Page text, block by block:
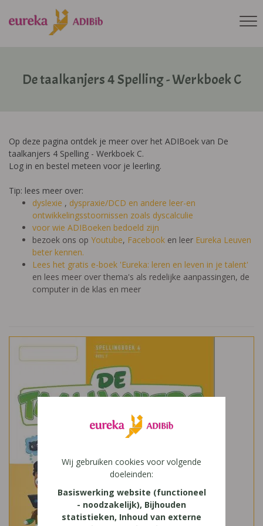
De taalkanjers 4 Spelling - Werkboek C
Op deze pagina ontdek je meer over het ADIBoek van De
taalkanjers 4 Spelling - Werkboek C.
Log in en bestel meteen voor je leerling.
Tip: lees meer over:
dyslexie , dyspraxie/DCD en andere leer-en
ontwikkelingsstoornissen zoals dyscalculie
voor wie ADIBoeken bedoeld zijn
bezoek ons op Youtube, Facebook en leer Eureka Leuven
beter kennen.
Lees het gratis e-boek 'Eureka: leren en leven in je talent'
en lees meer over thema's als redelijke aanpassingen, de
computer in de klas en meer
Wij gebruiken cookies voor volgende
doeleinden:
Basiswerking website (functioneel
- noodzakelijk), Bijhouden
statistieken, Inhoud van externe